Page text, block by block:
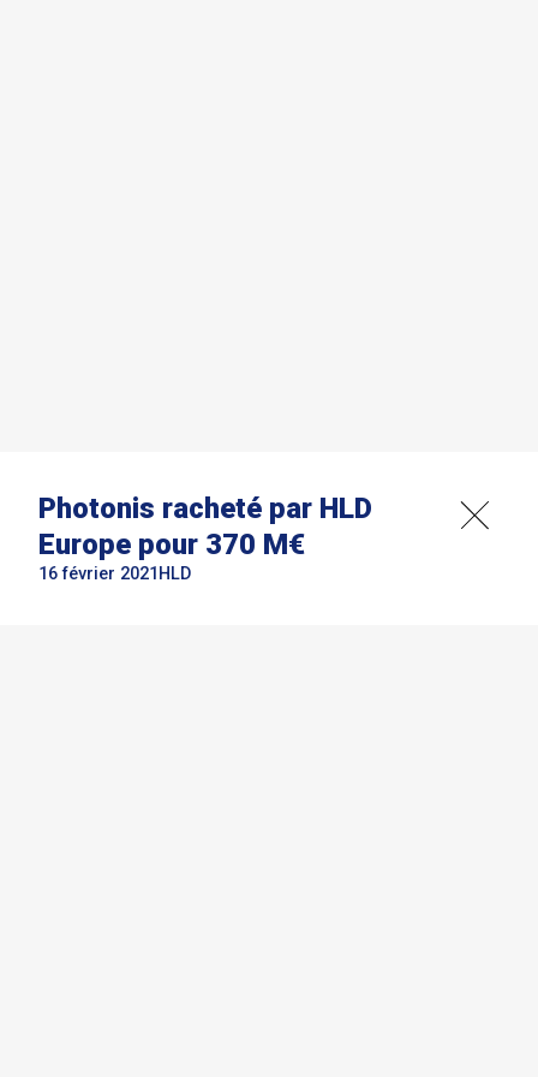
Photonis racheté par HLD
Europe pour 370 M€
16 février 2021 HLD